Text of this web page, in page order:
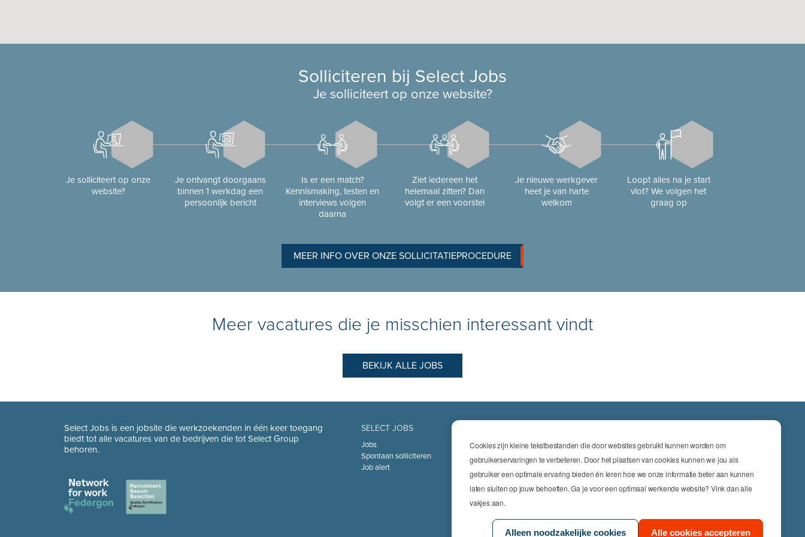
Cookies zijn kleine tekstbestanden die door websites gebruikt kunnen worden om
gebruikerservaringen te verbeteren. Door het plaatsen van cookies kunnen we jou als
gebruiker een optimale ervaring bieden én leren hoe we onze informatie beter aan kunnen
laten sluiten op jouw behoeften. Ga je voor een optimaal werkende website? Vink dan alle
vakjes aan.
Alleen noodzakelijke cookies Alle cookies accepteren
Solliciteren bij Select Jobs
Je solliciteert op onze website?
Je solliciteert op onze
website?
Je ontvangt doorgaans
binnen 1 werkdag een
persoonlijk bericht
Is er een match?
Kennismaking, testen en
interviews volgen
daarna
Ziet iedereen het
helemaal zitten? Dan
volgt er een voorstel
Je nieuwe werkgever
heet je van harte
welkom
Loopt alles na je start
vlot? We volgen het
graag op
MEER INFO OVER ONZE SOLLICITATIEPROCEDURE
Meer vacatures die je misschien interessant vindt
BEKIJK ALLE JOBS
Select Jobs is een jobsite die werkzoekenden in één keer toegang
biedt tot alle vacatures van de bedrijven die tot Select Group
behoren.
SELECT JOBS
Jobs
Spontaan solliciteren
Job alert
Technics
High Technics & Engineering
Finance & Insurance
Office
Sales & Marketing